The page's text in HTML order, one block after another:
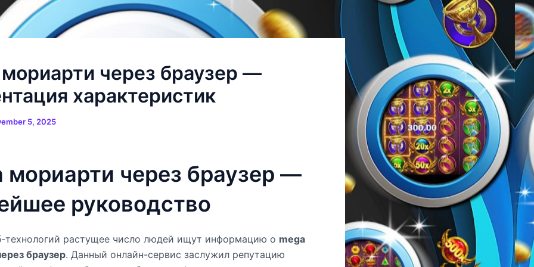
через браузер —
характеристик
5, 2025
мориарти через браузер —
руководство
технологий растущее число людей ищут информацию о mega
браузер. Данный онлайн-сервис заслужил репутацию